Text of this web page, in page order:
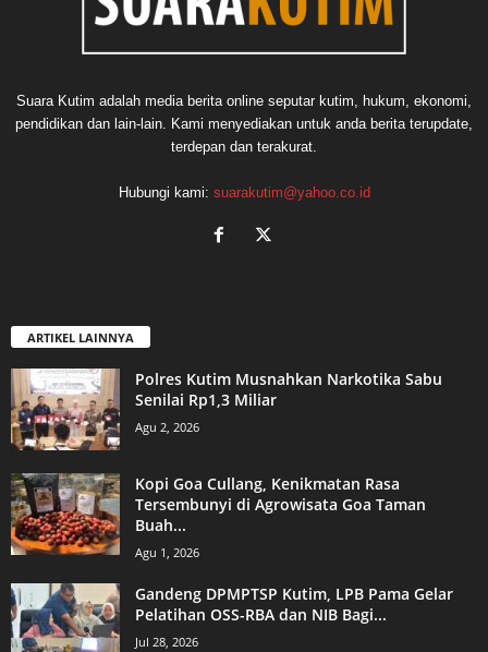
Suara Kutim adalah media berita online seputar kutim, hukum, ekonomi,
pendidikan dan lain-lain. Kami menyediakan untuk anda berita terupdate,
terdepan dan terakurat.
Hubungi kami: suarakutim@yahoo.co.id
ARTIKEL LAINNYA
Polres Kutim Musnahkan Narkotika Sabu
Senilai Rp1,3 Miliar
Agu 2, 2026
Kopi Goa Cullang, Kenikmatan Rasa
Tersembunyi di Agrowisata Goa Taman
Buah...
Agu 1, 2026
Gandeng DPMPTSP Kutim, LPB Pama Gelar
Pelatihan OSS-RBA dan NIB Bagi...
Jul 28, 2026